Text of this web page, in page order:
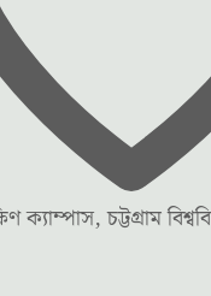
ক্যাম্পাস, চট্টগ্রাম